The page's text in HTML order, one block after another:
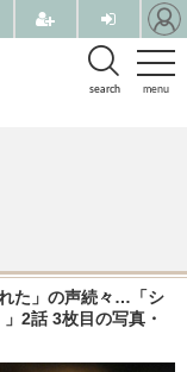
menu
search
た」の声続々…「シ
2話 3枚目の写真・